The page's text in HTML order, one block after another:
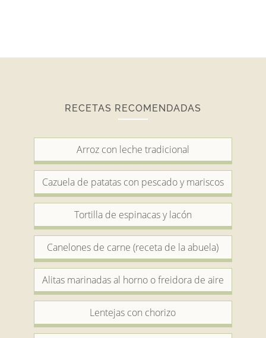
RECETAS RECOMENDADAS
Arroz con leche tradicional
Cazuela de patatas con pescado y mariscos
Tortilla de espinacas y lacón
Canelones de carne (receta de la abuela)
Alitas marinadas al horno o freidora de aire
Lentejas con chorizo